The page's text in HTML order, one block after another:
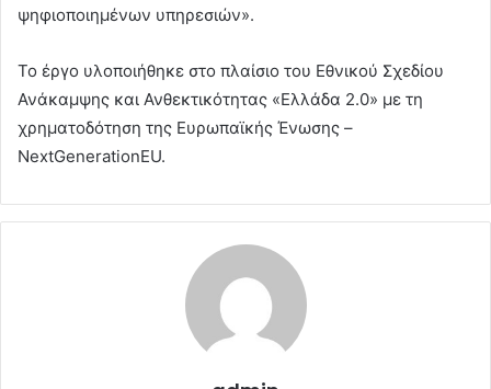
ψηφιοποιημένων υπηρεσιών».
Το έργο υλοποιήθηκε στο πλαίσιο του Εθνικού Σχεδίου
Ανάκαμψης και Ανθεκτικότητας «Ελλάδα 2.0» με τη
χρηματοδότηση της Ευρωπαϊκής Ένωσης –
NextGenerationEU.